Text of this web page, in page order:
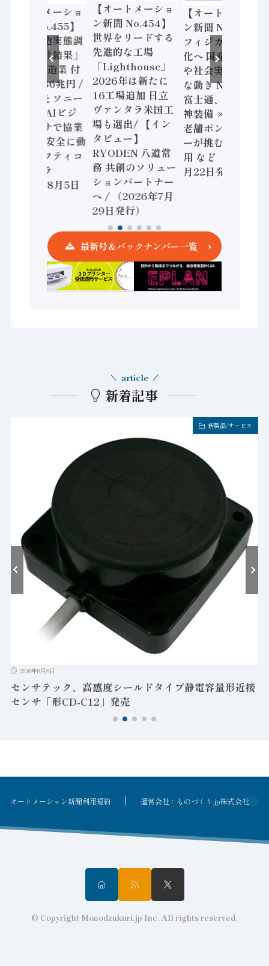
【オートメーショ
ン新聞 No.455】
「経済構造実態調
査二次集計結果」
2024年製造業 付
加価値額86兆円 /
三菱電機とソニー
セミコン AIビジ
ョンセンサで協業
/ IDEC、安全に動
かすセーフティコ
ントローラ
（2026年8月5日
【オートメーショ
ン新聞 No.454】
世界をリードする
先進的な工場
「Lighthouse」
2026年は新たに
16工場追加 日立
ヴァンタラ米国工
場も選出/ 【イン
タビュー】
RYODEN 八道常
務 共創のソリュー
ションパートナー
へ / （2026年7月
29日発行）
【オートメーショ
ン新聞 No.453】
フィジカルAI本格
化へ 国産AI開発
や社会実装に活発
な動き Noetra、
富士通、日立 / 兵
神装備 × HMS、
老舗ポンプメーカ
ーが挑むデータ活
用 など（2026年7
月22日発行）
最新号＆バックナンバー一覧
新着記事
article
新製品/サービス
2026年8月6日
センサテック、高感度シールドタイプ静電容量形近接
センサ「形CD-C12」発売
オートメーション新聞利用規約 運営会社：ものづくり.jp株式会社
© Copyright Monodzukuri.jp Inc. All rights reserved.